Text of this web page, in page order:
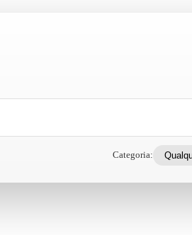
Categoria: